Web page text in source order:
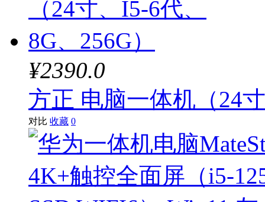
¥2390.0
方正 电脑一体机（24
对比 收藏 0